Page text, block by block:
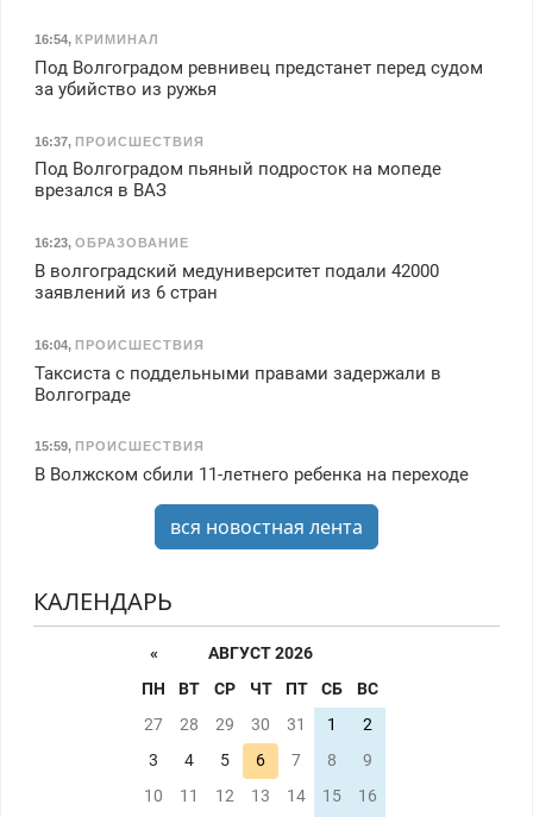
16:54, КРИМИНАЛ
Под Волгоградом ревнивец предстанет перед судом
за убийство из ружья
16:37, ПРОИСШЕСТВИЯ
Под Волгоградом пьяный подросток на мопеде
врезался в ВАЗ
16:23, ОБРАЗОВАНИЕ
В волгоградский медуниверситет подали 42000
заявлений из 6 стран
16:04, ПРОИСШЕСТВИЯ
Таксиста с поддельными правами задержали в
Волгограде
15:59, ПРОИСШЕСТВИЯ
В Волжском сбили 11-летнего ребенка на переходе
вся новостная лента
КАЛЕНДАРЬ
«
АВГУСТ 2026
ПН
ВТ СР ЧТ ПТ СБ
ВС
27
28 29 30 31 1
2
3
4 5 6 7 8
9
10
11 12 13 14 15
16